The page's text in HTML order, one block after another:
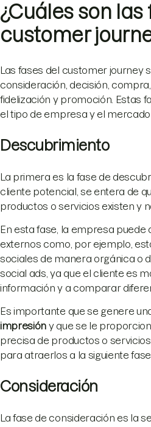
¿Cuáles son las
customer
Las fases del customer journey
consideración, decisión,
fidelización y promoción. Estas
el tipo de empresa y el
Descubrimiento
La primera es la fase de
cliente potencial, se entera de
productos o servicios existen y
En esta fase, la empresa
externos como, por ejemplo,
sociales de manera orgánica o
social ads, ya que el cliente es
información y a comparar
Es importante que se genere
impresión y que se le
precisa de productos o
para atraerlos a la siguiente
Consideración
La fase de consideración es la